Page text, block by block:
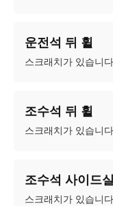
운전석 뒤 휠
스크래치가 있습니다.
조수석 뒤 휠
스크래치가 있습니다.
조수석 사이드실
스크래치가 있습니다.